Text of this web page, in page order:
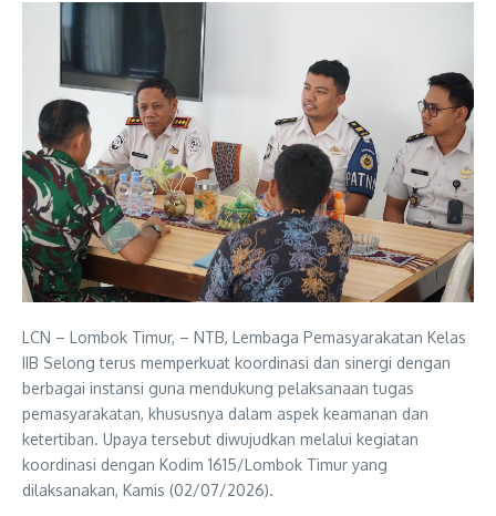
LCN – Lombok Timur, – NTB, Lembaga Pemasyarakatan Kelas
IIB Selong terus memperkuat koordinasi dan sinergi dengan
berbagai instansi guna mendukung pelaksanaan tugas
pemasyarakatan, khususnya dalam aspek keamanan dan
ketertiban. Upaya tersebut diwujudkan melalui kegiatan
koordinasi dengan Kodim 1615/Lombok Timur yang
dilaksanakan, Kamis (02/07/2026).